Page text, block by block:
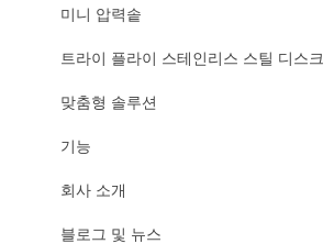
미니 압력솥
트라이 플라이 스테인리스 스틸 디스크
맞춤형 솔루션
기능
회사 소개
블로그 및 뉴스